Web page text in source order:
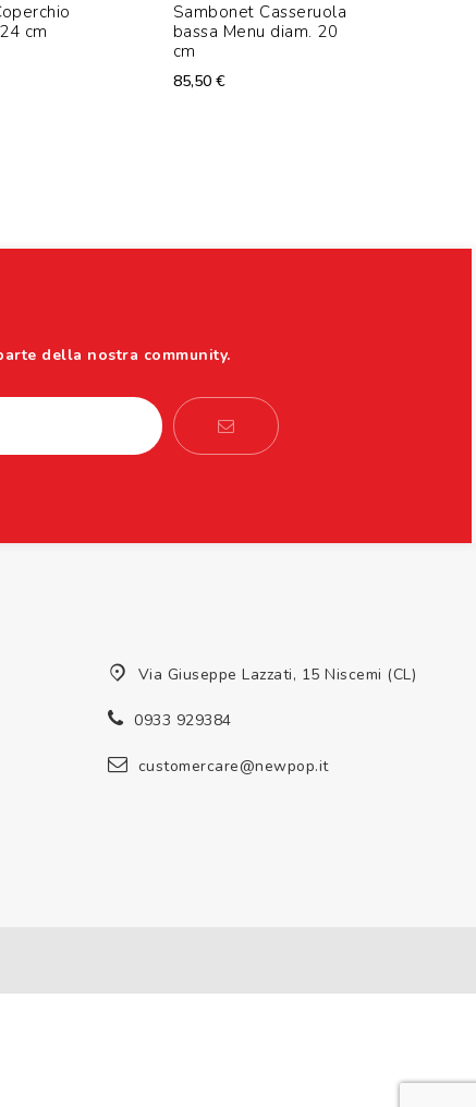
cm
Sambonet Casseruola
bassa Menu diam. 20
cm
85,50 €
della nostra community.
Via Giuseppe Lazzati, 15 Niscemi (CL)
0933 929384
customercare@newpop.it